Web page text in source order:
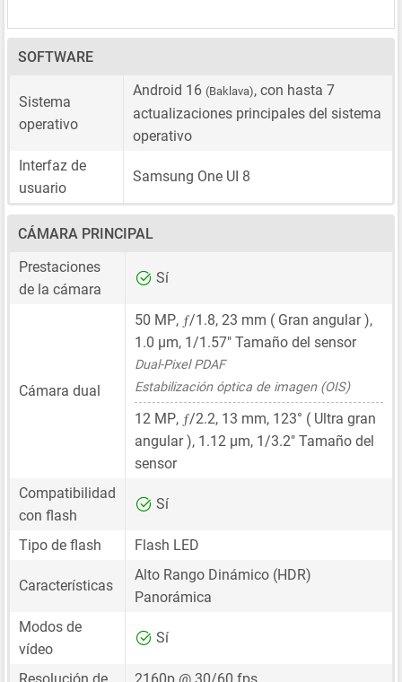
SOFTWARE
Sistema
operativo
Android 16 (Baklava), con hasta 7
actualizaciones principales del sistema
operativo
Interfaz de
usuario
Samsung One UI 8
CÁMARA PRINCIPAL
Prestaciones
de la cámara
Sí
Cámara dual
50 MP, ƒ/1.8, 23 mm ( Gran angular ),
1.0 μm, 1/1.57" Tamaño del sensor
Dual-Pixel PDAF
Estabilización óptica de imagen (OIS)
12 MP, ƒ/2.2, 13 mm, 123° ( Ultra gran
angular ), 1.12 μm, 1/3.2" Tamaño del
sensor
Compatibilidad
con flash
Sí
Tipo de flash Flash LED
Características
Alto Rango Dinámico (HDR)
Panorámica
Modos de
vídeo
Sí